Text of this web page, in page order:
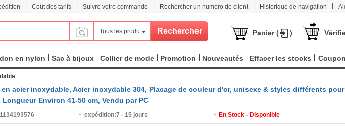
Coût des tarifs Suivre votre commande Rechercher un numéro de client Historique de navigation
Tous les produits Panier ( )
en nylon Sac à bijoux Collier de mode Promotion Nouveautés Effacer les stocks
acier inoxydable, Acier inoxydable 304, Placage de couleur d'or, unisexe & styles différents pour
Environ 41-50 cm, Vendu par PC
expédition:7 - 15 jours En Stock - Disponible